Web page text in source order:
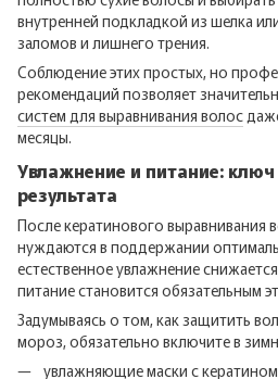
внутренней подкладкой из шелка
заломов и лишнего трения.
Соблюдение этих простых, но
рекомендаций позволяет
систем для выравнивания волос
месяцы.
Увлажнение и питание:
результата
После кератинового выравнивания
нуждаются в поддержании
естественное увлажнение
питание становится обязательным
Задумываясь о том, как защитить
мороз, обязательно включите в
увлажняющие маски с